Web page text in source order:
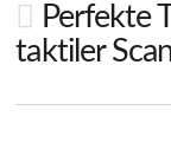
Perfekte
taktiler